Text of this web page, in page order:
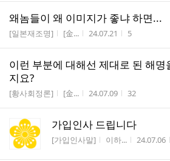
왜놈들이 왜 이미지가 좋냐 하면...
게시판명
[일본재조명] 작성자
[金... 작성시간
24.07.21 조회수
5
이런 부분에 대해선 제대로 된 해명
지요?
게시판명
[황사회정론] 작성자
[金... 작성시간
24.07.09 조회수
32
가입인사 드립니다
게시판명
[가입인사말] 작성자
이하... 작성시간
24.07.06